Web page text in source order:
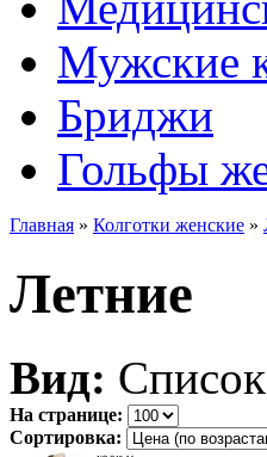
Мужские
Бриджи
Гольфы
Главная » Колготки женские »
Летние
Вид: Список
На странице:
Сортировка: